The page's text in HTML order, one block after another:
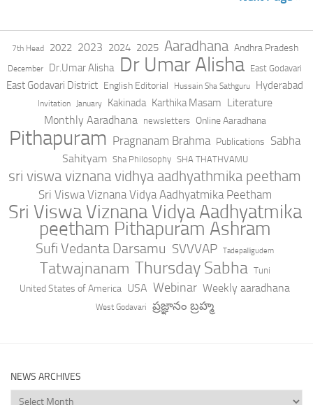
7th Head 2022 2023 2024 2025 Aaradhana Andhra Pradesh
December Dr.Umar Alisha Dr Umar Alisha East Godavari
East Godavari District English Editorial Hussain Sha Sathguru Hyderabad
Invitation January Kakinada Karthika Masam Literature
Monthly Aaradhana
newsletters Online Aaradhana
Pithapuram Pragnanam Brahma Publications Sabha
Sahityam Sha Philosophy SHA THATHVAMU
sri viswa viznana vidhya aadhyathmika peetham
Sri Viswa Viznana Vidya Aadhyatmika Peetham
Sri Viswa Viznana Vidya Aadhyatmika
peetham Pithapuram Ashram
Sufi Vedanta Darsamu SVVVAP Tadepalligudem
Tatwajnanam Thursday Sabha Tuni
United States of America USA Webinar Weekly aaradhana
West Godavari ప్రజ్ఞానం బ్రహ్మ
NEWS ARCHIVES
News